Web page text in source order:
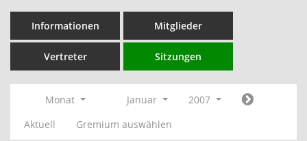
Informationen Mitglieder
Vertreter Sitzungen
Monat Januar
2007
Aktuell
Gremium auswählen